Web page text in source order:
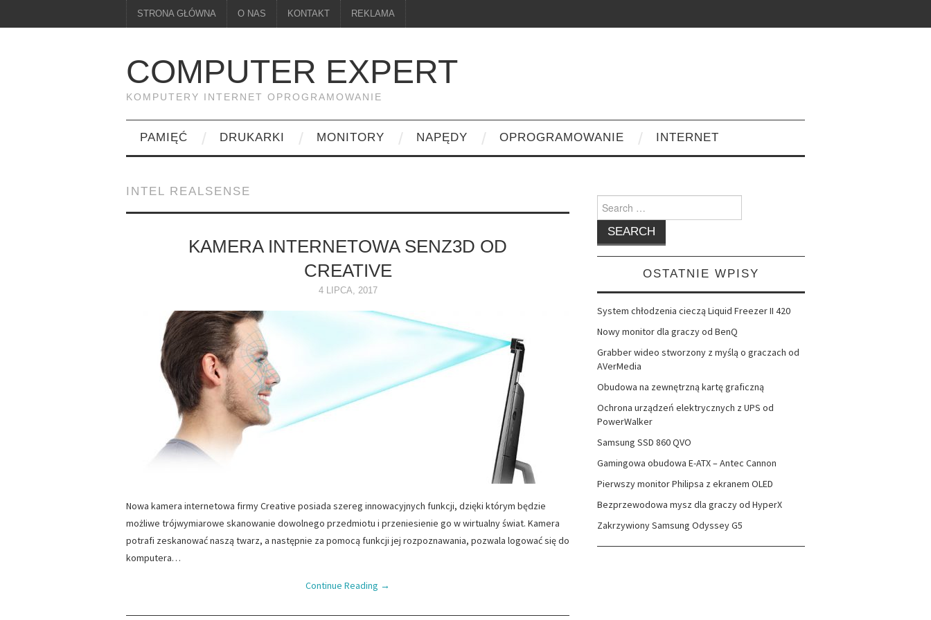
STRONA GŁÓWNA O NAS KONTAKT REKLAMA
COMPUTER EXPERT
KOMPUTERY INTERNET OPROGRAMOWANIE
PAMIĘĆ DRUKARKI MONITORY NAPĘDY OPROGRAMOWANIE INTERNET
INTEL REALSENSE
KAMERA INTERNETOWA SENZ3D OD
CREATIVE
4 LIPCA, 2017
Nowa kamera internetowa firmy Creative posiada szereg innowacyjnych funkcji, dzięki którym będzie
możliwe trójwymiarowe skanowanie dowolnego przedmiotu i przeniesienie go w wirtualny świat. Kamera
potrafi zeskanować naszą twarz, a następnie za pomocą funkcji jej rozpoznawania, pozwala logować się do
komputera…
Continue Reading →
Search
for:
OSTATNIE WPISY
System chłodzenia cieczą Liquid Freezer II 420
Nowy monitor dla graczy od BenQ
Grabber wideo stworzony z myślą o graczach od
AVerMedia
Obudowa na zewnętrzną kartę graficzną
Ochrona urządzeń elektrycznych z UPS od
PowerWalker
Samsung SSD 860 QVO
Gamingowa obudowa E-ATX – Antec Cannon
Pierwszy monitor Philipsa z ekranem OLED
Bezprzewodowa mysz dla graczy od HyperX
Zakrzywiony Samsung Odyssey G5